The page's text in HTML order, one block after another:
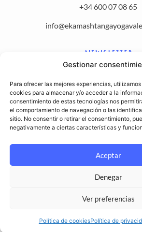
Gestionar
Para ofrecer las mejores experiencias,
cookies para almacenar y/o acceder a la
consentimiento de estas tecnologías nos
el comportamiento de navegación o las
sitio. No consentir o retirar el consentimiento,
negativamente a ciertas características y
Aceptar
Denegar
Ver preferencias
Política de cookiesPolítica de
+34 600 07 08 65
NEWSLETTER
Apúntate a nuestra newsletter
REDES SOCIALES
Desarrollado con por